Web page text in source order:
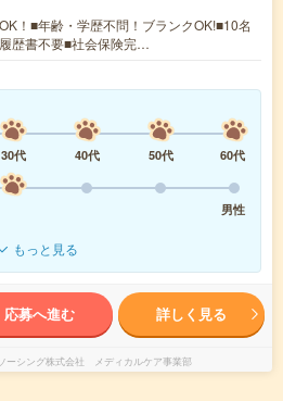
！■年齢・学歴不問！ブランクOK!■10名
歴書不要■社会保険完…
30代 40代 50代
60代
男性
もっと見る
応募へ進む 詳しく見る
ーシング株式会社 メディカルケア事業部